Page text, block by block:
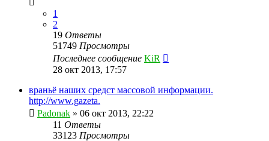
1
2
19 Ответы
51749 Просмотры
Последнее сообщение KiR
28 окт 2013, 17:57
враньё наших средст массовой информации.
http://www.gazeta.
Padonak » 06 окт 2013, 22:22
11 Ответы
33123 Просмотры